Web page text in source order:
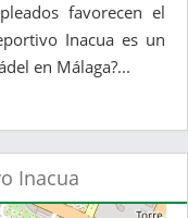
favorecen el
Inacua es un
en Málaga?...
Inacua